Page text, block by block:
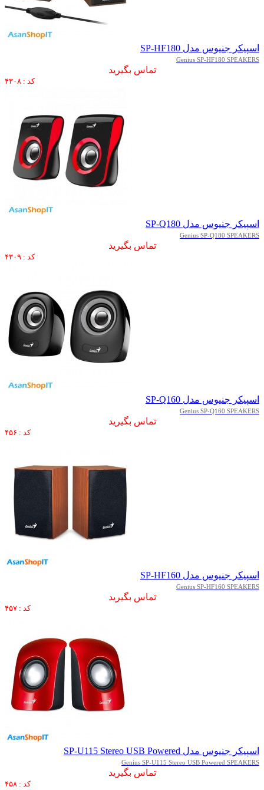
اسپیکر جنیوس مدل SP-HF180
Genius SP-HF180 SPEAKERS
تماس بگیرید
کد : ۴۳۰۸
اسپیکر جنیوس مدل SP-Q180
Genius SP-Q180 SPEAKERS
تماس بگیرید
کد : ۴۳۰۹
اسپیکر جنیوس مدل SP-Q160
Genius SP-Q160 SPEAKERS
تماس بگیرید
کد : ۴۵۶
اسپیکر جنیوس مدل SP-HF160
Genius SP-HF160 SPEAKERS
تماس بگیرید
کد : ۴۵۷
اسپیکر جنیوس مدل SP-U115 Stereo USB Powered
Genius SP-U115 Stereo USB Powered SPEAKERS
تماس بگیرید
کد : ۴۵۸